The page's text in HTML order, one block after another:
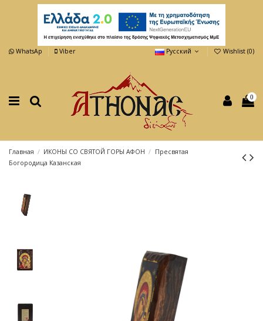
WhatsAp Viber Русский Wishlist (0)
0
Главная ИКОНЫ СО СВЯТОЙ ГОРЫ АФОН
Пресвятая
Богородица Казанская